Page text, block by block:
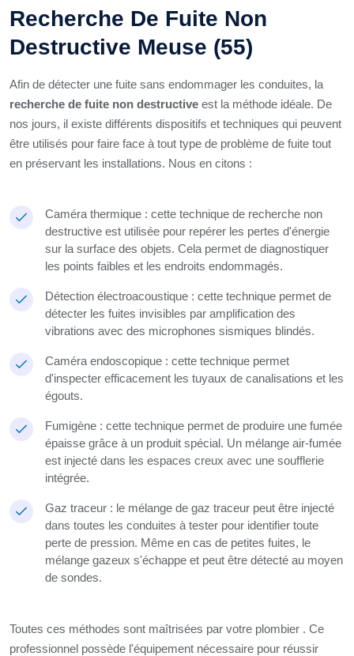
Recherche De Fuite Non
Destructive Meuse (55)
Afin de détecter une fuite sans endommager les conduites, la
recherche de fuite non destructive est la méthode idéale. De
nos jours, il existe différents dispositifs et techniques qui peuvent
être utilisés pour faire face à tout type de problème de fuite tout
en préservant les installations. Nous en citons :
Caméra thermique : cette technique de recherche non
destructive est utilisée pour repérer les pertes d'énergie
sur la surface des objets. Cela permet de diagnostiquer
les points faibles et les endroits endommagés.
Détection électroacoustique : cette technique permet de
détecter les fuites invisibles par amplification des
vibrations avec des microphones sismiques blindés.
Caméra endoscopique : cette technique permet
d'inspecter efficacement les tuyaux de canalisations et les
égouts.
Fumigène : cette technique permet de produire une fumée
épaisse grâce à un produit spécial. Un mélange air-fumée
est injecté dans les espaces creux avec une soufflerie
intégrée.
Gaz traceur : le mélange de gaz traceur peut être injecté
dans toutes les conduites à tester pour identifier toute
perte de pression. Même en cas de petites fuites, le
mélange gazeux s'échappe et peut être détecté au moyen
de sondes.
Toutes ces méthodes sont maîtrisées par votre plombier . Ce
professionnel possède l'équipement nécessaire pour réussir